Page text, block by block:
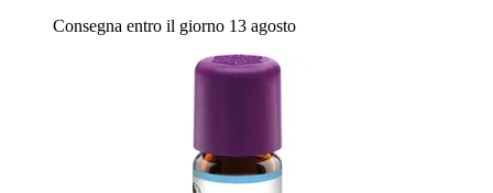
Consegna entro il giorno 13 agosto